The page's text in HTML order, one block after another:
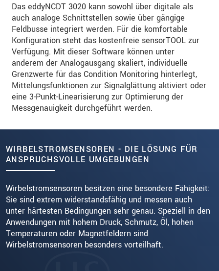
Das eddyNCDT 3020 kann sowohl über digitale als
auch analoge Schnittstellen sowie über gängige
Feldbusse integriert werden. Für die komfortable
Konfiguration steht das kostenfreie sensorTOOL zur
Verfügung. Mit dieser Software können unter
anderem der Analogausgang skaliert, individuelle
Grenzwerte für das Condition Monitoring hinterlegt,
Mittelungsfunktionen zur Signalglättung aktiviert oder
eine 3-Punkt-Linearisierung zur Optimierung der
Messgenauigkeit durchgeführt werden.
WIRBELSTROMSENSOREN - DIE LÖSUNG FÜR
ANSPRUCHSVOLLE UMGEBUNGEN
Wirbelstromsensoren besitzen eine besondere Fähigkeit:
Sie sind extrem widerstandsfähig und messen auch
unter härtesten Bedingungen sehr genau. Speziell in den
Anwendungen mit hohem Druck, Schmutz, Öl, hohen
Temperaturen oder Magnetfeldern sind
Wirbelstromsensoren besonders vorteilhaft.